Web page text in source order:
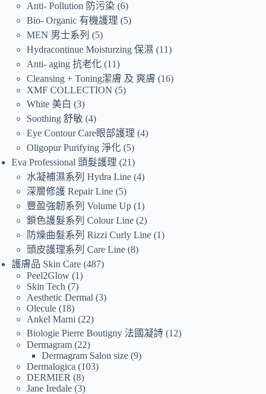
Anti- Pollution 防污染 6
Bio- Organic 有機護理
5
MEN 男士系列
5
Hydracontinue Moisturzing 保濕
11
Anti- aging 抗老化 11
Cleansing + Toning潔膚 及 爽膚
16
XMF COLLECTION
5
White 美白
3
Soothing 舒敏 4
Eye Contour Care眼部護理 4
Oligopur Purifying 淨化 5
Eva Professional 頭髮護理
21
水凝補濕系列 Hydra Line 4
深層修護 Repair Line 5
豐盈強韌系列 Volume Up 1
鎖色護髮系列 Colour Line 2
防燥曲髮系列 Rizzi Curly Line 1
頭皮護理系列 Care Line 8
護膚品 Skin Care 487
Peel2Glow 1
Skin Tech
7
Aesthetic Dermal 3
Olecule 18
Ankel Marni
22
Biologie Pierre Boutigny 法國凝詩 12
Dermagram 22
Dermagram Salon size 9
Dermalogica
103
DERMIER
8
Jane Iredale 3